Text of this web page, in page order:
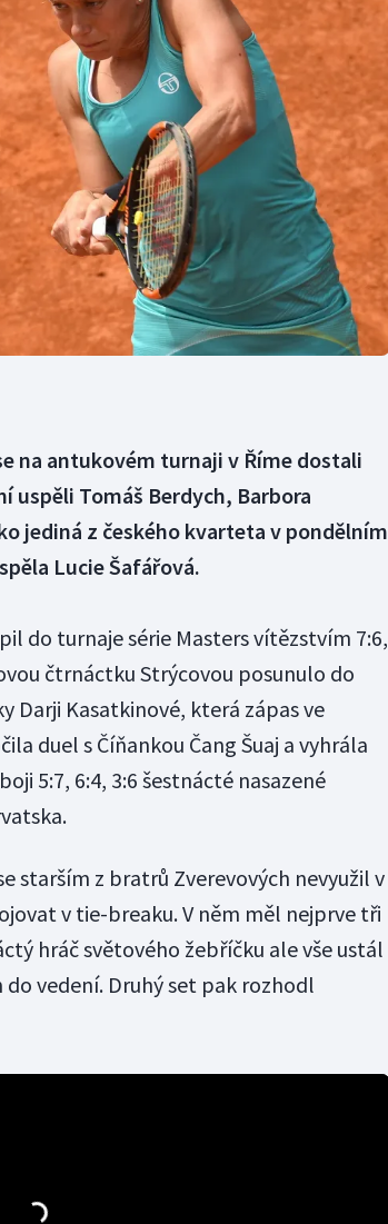
Moderní pětiboj
Motorsport
Olympijské hry
Parasport
Plavání
Plážový volejbal
Triatlon
Veslování
Vodní slalom
Volejbal
Ostatní
na antukovém turnaji v Říme dostali
uspěli Tomáš Berdych, Barbora
jediná z českého kvarteta v pondělním
Lucie Šafářová.
do turnaje série Masters vítězstvím 7:6,
čtrnáctku Strýcovou posunulo do
Darji Kasatkinové, která zápas ve
duel s Číňankou Čang Šuaj a vyhrála
5:7, 6:4, 3:6 šestnácté nasazené
starším z bratrů Zverevových nevyužil v
v tie-breaku. V něm měl nejprve tři
hráč světového žebříčku ale vše ustál
vedení. Druhý set pak rozhodl